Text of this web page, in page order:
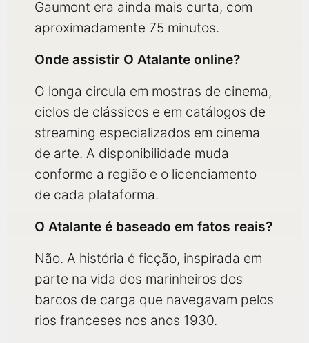
Gaumont era ainda mais curta, com
aproximadamente 75 minutos.
Onde assistir O Atalante online?
O longa circula em mostras de cinema,
ciclos de clássicos e em catálogos de
streaming especializados em cinema
de arte. A disponibilidade muda
conforme a região e o licenciamento
de cada plataforma.
O Atalante é baseado em fatos reais?
Não. A história é ficção, inspirada em
parte na vida dos marinheiros dos
barcos de carga que navegavam pelos
rios franceses nos anos 1930.